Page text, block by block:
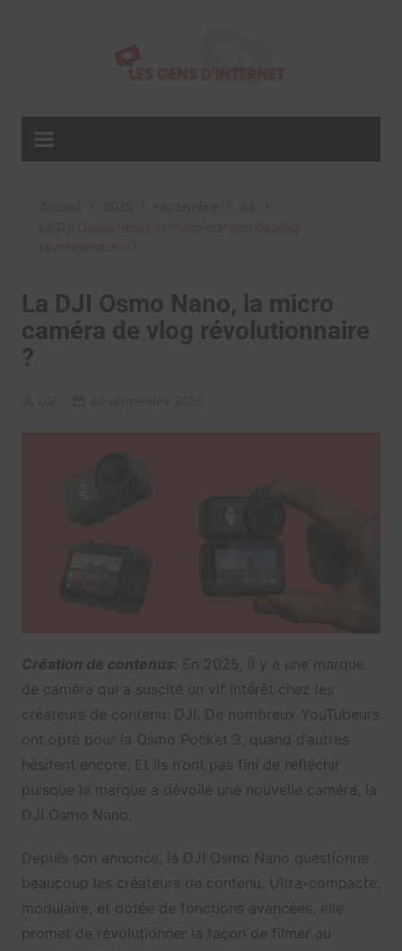
La DJI Osmo Nano, la micro
caméra de vlog révolutionnaire
?
Création de contenus . En 2025, il y a une marque
de caméra qui a suscité un vif intérêt chez les
créateurs de contenu: DJI. De nombreux YouTubeurs
ont opté pour la Osmo Pocket 3, quand d’autres
hésitent encore. Et ils n’ont pas fini de réfléchir
puisque la marque a dévoilé une nouvelle caméra, la
DJI Osmo Nano.
Depuis son annonce, la DJI Osmo Nano questionne
beaucoup les créateurs de contenu. Ultra-compacte,
modulaire, et dotée de fonctions avancées, elle
promet de révolutionner la façon de filmer au